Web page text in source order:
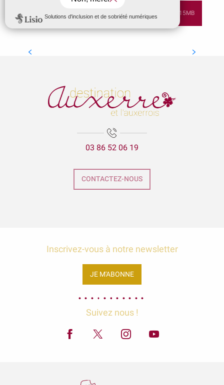
TÉLÉCHARGEZ NOTRE BROCHURE 2026 15MB
03 86 52 06 19
CONTACTEZ-NOUS
Inscrivez-vous à notre newsletter
JE M'ABONNE
Suivez nous !